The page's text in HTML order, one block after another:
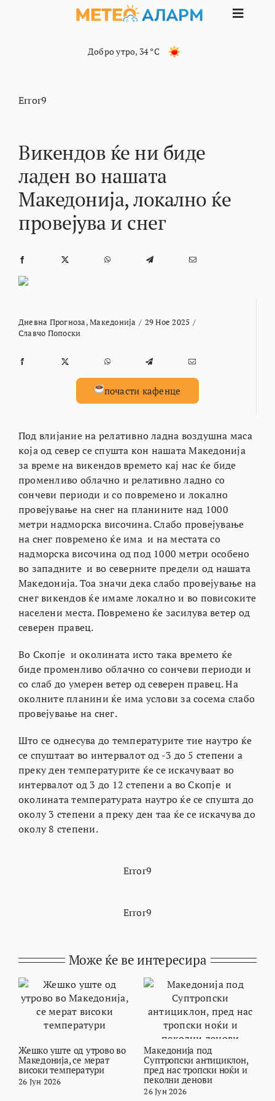
Toggle
КОНТАКТ
Добро утро, 34 °C
Error9
Викендов ќе ни биде
ладен во нашата
Македонија, локално ќе
провејува и снег
Дневна Прогноза,Македонија / 29 Ное 2025 /
Славчо Попоски
почасти кафенце
Под влијание на релативно ладна воздушна маса
која од север се спушта кон нашата Македонија
за време на викендов времето кај нас ќе биде
променливо облачно и релативно ладно со
сончеви периоди и со повремено и локално
провејување на снег на планините над 1000
метри надморска височина. Слабо провејување
на снег повремено ќе има и на местата со
надморска височина од под 1000 метри особено
во западните и во северните предели од нашата
Македонија. Тоа значи дека слабо провејување на
снег викендов ќе имаме локално и во повисоките
населени места. Повремено ќе засилува ветер од
северен правец.
Во Скопје и околината исто така времето ќе
биде променливо облачно со сончеви периоди и
со слаб до умерен ветер од северен правец. На
околните планини ќе има услови за сосема слабо
провејување на снег.
Што се однесува до температурите тие наутро ќе
се спуштаат во интервалот од -3 до 5 степени а
преку ден температурите ќе се искачуваат во
интервалот од 3 до 12 степени а во Скопје и
околината температурата наутро ќе се спушта до
околу 3 степени а преку ден таа ќе се искачува до
околу 8 степени.
Error9
Error9
Може ќе ве интересира
Жешко уште од утрово во
Македонија, се мерат
високи температури
26 Јун 2026
Македонија под
Суптропски антициклон,
пред нас тропски ноќи и
пеколни денови
26 Јун 2026